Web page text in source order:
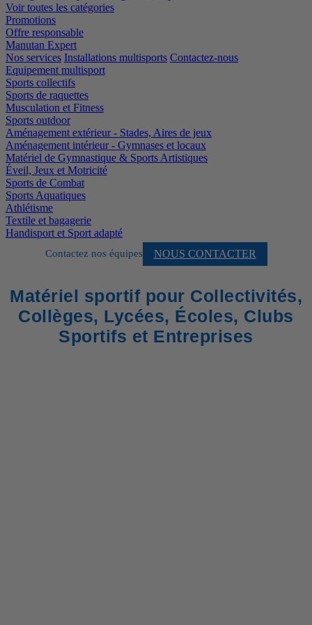
Voir toutes les catégories
Promotions
Offre responsable
Manutan Expert
Nos services Installations multisports Contactez-nous
Equipement multisport
Sports collectifs
Sports de raquettes
Musculation et Fitness
Sports outdoor
Aménagement extérieur - Stades, Aires de jeux
Aménagement intérieur - Gymnases et locaux
Matériel de Gymnastique & Sports Artistiques
Éveil, Jeux et Motricité
Sports de Combat
Sports Aquatiques
Athlétisme
Textile et bagagerie
Handisport et Sport adapté
Contactez nos équipes NOUS CONTACTER
Matériel sportif pour Collectivités,
Collèges, Lycées, Écoles, Clubs
Sportifs et Entreprises